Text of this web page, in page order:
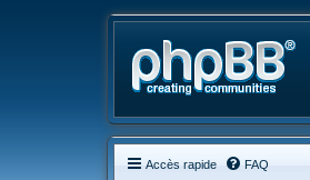
Accès rapide FAQ